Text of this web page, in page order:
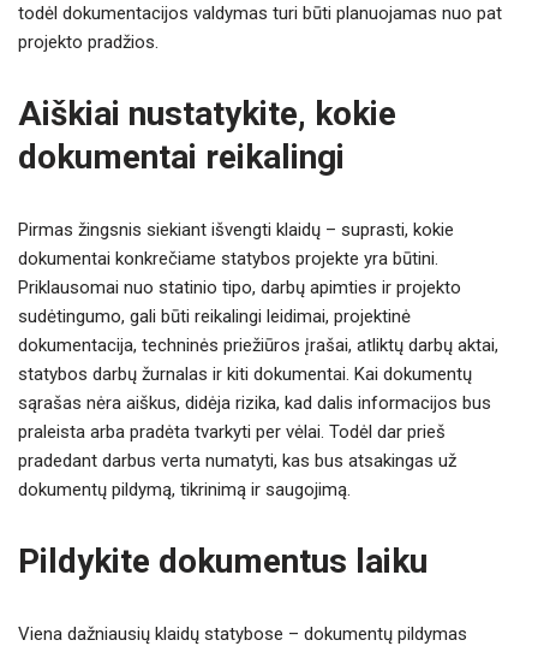
todėl dokumentacijos valdymas turi būti planuojamas nuo pat
projekto pradžios.
Aiškiai nustatykite, kokie
dokumentai reikalingi
Pirmas žingsnis siekiant išvengti klaidų – suprasti, kokie
dokumentai konkrečiame statybos projekte yra būtini.
Priklausomai nuo statinio tipo, darbų apimties ir projekto
sudėtingumo, gali būti reikalingi leidimai, projektinė
dokumentacija, techninės priežiūros įrašai, atliktų darbų aktai,
statybos darbų žurnalas ir kiti dokumentai. Kai dokumentų
sąrašas nėra aiškus, didėja rizika, kad dalis informacijos bus
praleista arba pradėta tvarkyti per vėlai. Todėl dar prieš
pradedant darbus verta numatyti, kas bus atsakingas už
dokumentų pildymą, tikrinimą ir saugojimą.
Pildykite dokumentus laiku
Viena dažniausių klaidų statybose – dokumentų pildymas